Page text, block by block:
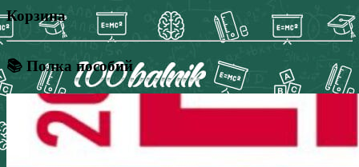
Корзина
📚 Полка пособий